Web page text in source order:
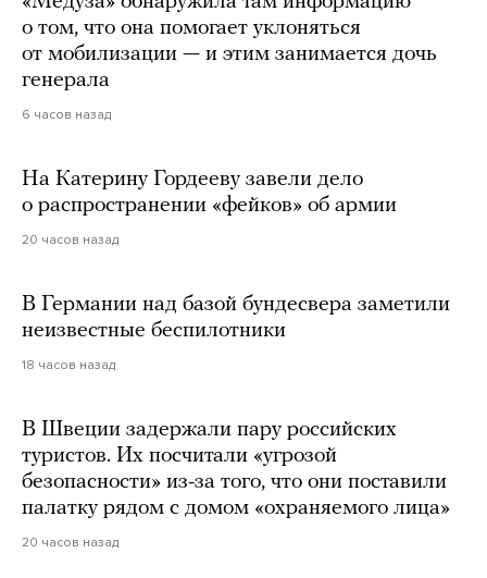
о том, что она помогает уклоняться
от мобилизации — и этим занимается дочь
генерала
6 часов назад
На Катерину Гордееву завели дело
о распространении «фейков» об армии
20 часов назад
В Германии над базой бундесвера заметили
неизвестные беспилотники
18 часов назад
В Швеции задержали пару российских
туристов. Их посчитали «угрозой
безопасности» из-за того, что они поставили
палатку рядом с домом «охраняемого лица»
20 часов назад